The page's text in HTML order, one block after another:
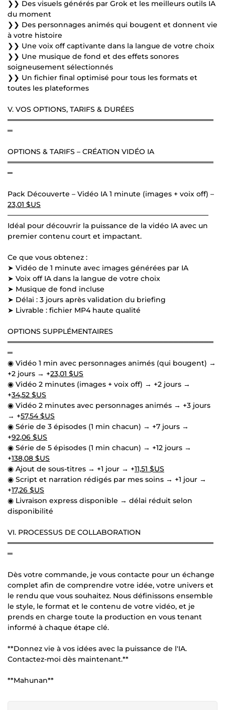
❯❯ Des visuels générés par Grok et les meilleurs outils IA
du moment
❯❯ Des personnages animés qui bougent et donnent vie
à votre histoire
❯❯ Une voix off captivante dans la langue de votre choix
❯❯ Une musique de fond et des effets sonores
soigneusement sélectionnés
❯❯ Un fichier final optimisé pour tous les formats et
toutes les plateformes
V. VOS OPTIONS, TARIFS & DURÉES
═════════════════════════════════════════
═
OPTIONS & TARIFS – CRÉATION VIDÉO IA
═════════════════════════════════════════
═
Pack Découverte – Vidéo IA 1 minute (images + voix off) –
23,01 $US
────────────────────────────────────────
Idéal pour découvrir la puissance de la vidéo IA avec un
premier contenu court et impactant.
Ce que vous obtenez :
➤ Vidéo de 1 minute avec images générées par IA
➤ Voix off IA dans la langue de votre choix
➤ Musique de fond incluse
➤ Délai : 3 jours après validation du briefing
➤ Livrable : fichier MP4 haute qualité
OPTIONS SUPPLÉMENTAIRES
═════════════════════════════════════════
═
◉ Vidéo 1 min avec personnages animés (qui bougent) →
+2 jours → +23,01 $US
◉ Vidéo 2 minutes (images + voix off) → +2 jours →
+34,52 $US
◉ Vidéo 2 minutes avec personnages animés → +3 jours
→ +57,54 $US
◉ Série de 3 épisodes (1 min chacun) → +7 jours →
+92,06 $US
◉ Série de 5 épisodes (1 min chacun) → +12 jours →
+138,08 $US
◉ Ajout de sous-titres → +1 jour → +11,51 $US
◉ Script et narration rédigés par mes soins → +1 jour →
+17,26 $US
◉ Livraison express disponible → délai réduit selon
disponibilité
VI. PROCESSUS DE COLLABORATION
═════════════════════════════════════════
═
Dès votre commande, je vous contacte pour un échange
complet afin de comprendre votre idée, votre univers et
le rendu que vous souhaitez. Nous définissons ensemble
le style, le format et le contenu de votre vidéo, et je
prends en charge toute la production en vous tenant
informé à chaque étape clé.
**Donnez vie à vos idées avec la puissance de l'IA.
Contactez-moi dès maintenant.**
**Mahunan**